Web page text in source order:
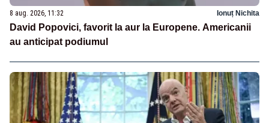
8 aug. 2026, 11:32 Ionuț Nichita
David Popovici, favorit la aur la Europene. Americanii
au anticipat podiumul